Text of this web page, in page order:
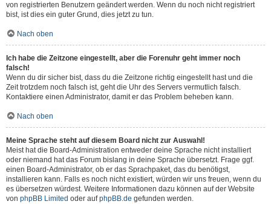
von registrierten Benutzern geändert werden. Wenn du noch nicht registriert
bist, ist dies ein guter Grund, dies jetzt zu tun.
Nach oben
Ich habe die Zeitzone eingestellt, aber die Forenuhr geht immer noch
falsch!
Wenn du dir sicher bist, dass du die Zeitzone richtig eingestellt hast und die
Zeit trotzdem noch falsch ist, geht die Uhr des Servers vermutlich falsch.
Kontaktiere einen Administrator, damit er das Problem beheben kann.
Nach oben
Meine Sprache steht auf diesem Board nicht zur Auswahl!
Meist hat die Board-Administration entweder deine Sprache nicht installiert
oder niemand hat das Forum bislang in deine Sprache übersetzt. Frage ggf.
einen Board-Administrator, ob er das Sprachpaket, das du benötigst,
installieren kann. Falls es noch nicht existiert, würden wir uns freuen, wenn du
es übersetzen würdest. Weitere Informationen dazu können auf der Website
von phpBB Limited oder aufphpBB.de gefunden werden.